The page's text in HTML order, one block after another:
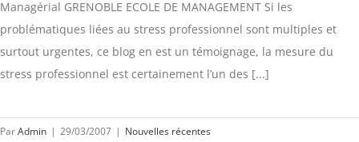
Managérial GRENOBLE ECOLE DE MANAGEMENT Si les
problématiques liées au stress professionnel sont multiples et
surtout urgentes, ce blog en est un témoignage, la mesure du
stress professionnel est certainement l’un des [...]
ParAdmin | 29/03/2007 | Nouvelles récentes